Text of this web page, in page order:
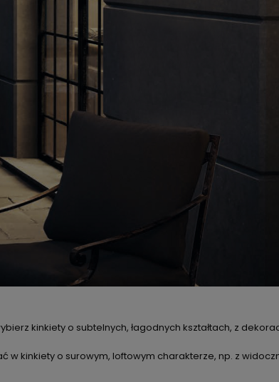
kinkiety o subtelnych, łagodnych kształtach, z
w kinkiety o surowym, loftowym charakterze, np. z